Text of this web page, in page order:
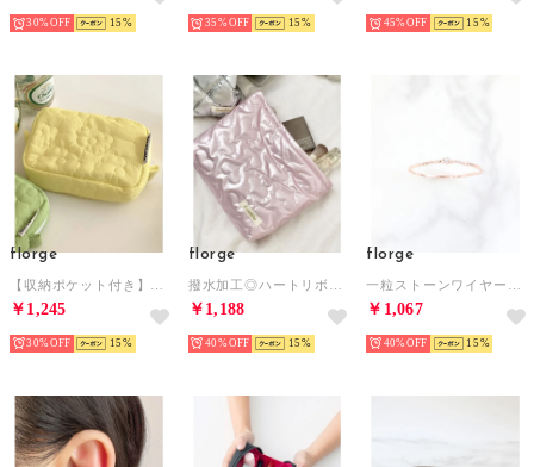
30% 15 35% 15 45% 15
florge
￥1,245
30% 15
florge
￥1,188
40% 15
florge
￥1,067
40% 15